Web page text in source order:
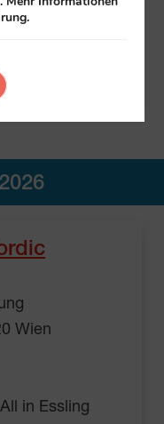
Wien
in Essling